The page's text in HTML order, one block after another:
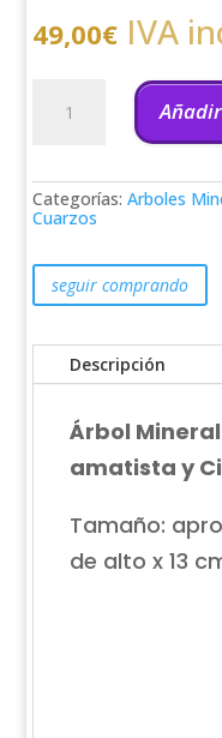
49,00€ IVA
Mineral
Mediano
Amatista
y
Citrino
cantidad
Categorías:Arboles
Cuarzos
seguir comprando
Descripción
Árbol
amatista y
Tamaño:
de alto x 13